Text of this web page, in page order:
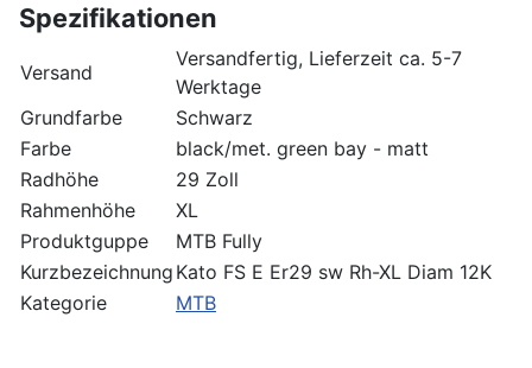
Spezifikationen
Versand
Versandfertig, Lieferzeit ca. 5-7
Werktage
Grundfarbe
Schwarz
Farbe
black/met. green bay - matt
Radhöhe
29 Zoll
Rahmenhöhe
XL
Produktguppe
MTB Fully
Kurzbezeichnung Kato FS E Er29 sw Rh-XL Diam 12K
Kategorie
MTB